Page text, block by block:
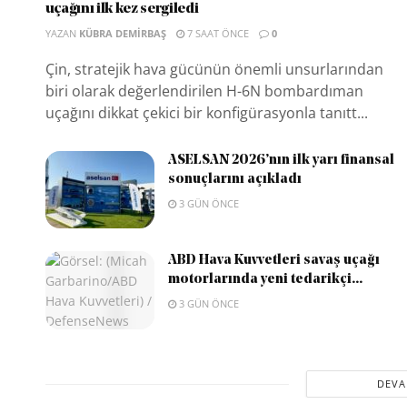
uçağını ilk kez sergiledi
YAZAN KÜBRA DEMIRBAŞ 7 SAAT ÖNCE 0
Çin, stratejik hava gücünün önemli unsurlarından
biri olarak değerlendirilen H-6N bombardıman
uçağını dikkat çekici bir konfigürasyonla tanıtt...
ASELSAN 2026’nın ilk yarı finansal
sonuçlarını açıkladı
3 GÜN ÖNCE
ABD Hava Kuvvetleri savaş uçağı
motorlarında yeni tedarikçi...
3 GÜN ÖNCE